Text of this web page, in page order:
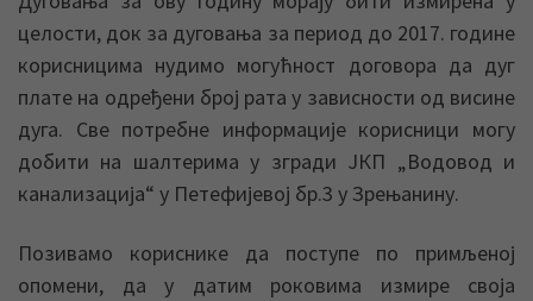
целости, док за дуговања за период до 2017. године
корисницима нудимо могућност договора да дуг
плате на одређени број рата у зависности од висине
дуга. Све потребне информације корисници могу
добити на шалтерима у згради ЈКП „Водовод и
канализација“ у Петефијевој бр.3 у Зрењанину.
Позивамо кориснике да поступе по примљеној
опомени, да у датим роковима измире своја